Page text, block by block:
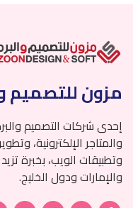
مزون للتصميم
إحدى شركات التصميم
والمتاجر الإلكترونية،
والإمارات ودول الخليج.